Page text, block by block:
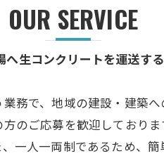
へ生コンクリートを運送す
OUR SERVICE
務で、地域の建設・建築
のご応募を歓迎しており
一人一両制であるため、